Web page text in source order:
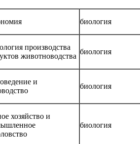
биология
производства
животноводства
биология
и
биология
хозяйство и
биология